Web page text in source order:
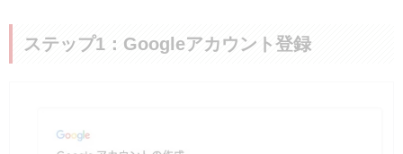
ステップ1：Googleアカウント登録